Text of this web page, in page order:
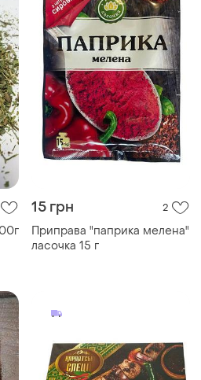
15 грн 2
Приправа "паприка мелена"
ласочка 15 г